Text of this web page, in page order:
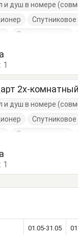
и душ в номере
Диван-кровать
1
2х-
и душ в номере
Диван-кровать
1
01.05-31.05